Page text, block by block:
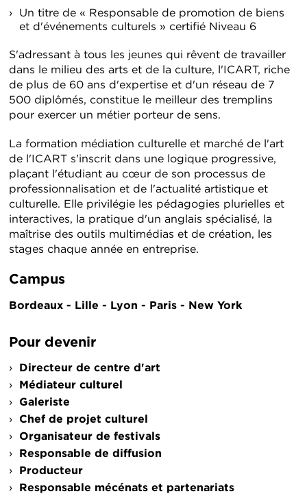
Un titre de « Responsable de promotion de biens
et d'événements culturels » certifié Niveau 6
S'adressant à tous les jeunes qui rêvent de travailler
dans le milieu des arts et de la culture, l'ICART, riche
de plus de 60 ans d'expertise et d'un réseau de 7
500 diplômés, constitue le meilleur des tremplins
pour exercer un métier porteur de sens.
La formation médiation culturelle et marché de l'art
de l'ICART s'inscrit dans une logique progressive,
plaçant l'étudiant au cœur de son processus de
professionnalisation et de l'actualité artistique et
culturelle. Elle privilégie les pédagogies plurielles et
interactives, la pratique d'un anglais spécialisé, la
maîtrise des outils multimédias et de création, les
stages chaque année en entreprise.
Campus
Bordeaux - Lille - Lyon - Paris - New York
Pour devenir
Directeur de centre d'art
Médiateur culturel
Galeriste
Chef de projet culturel
Organisateur de festivals
Responsable de diffusion
Producteur
Responsable mécénats et partenariats